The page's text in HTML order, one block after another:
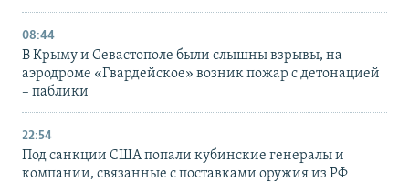
08:44
В Крыму и Севастополе были слышны взрывы, на
аэродроме «Гвардейское» возник пожар с детонацией
– паблики
22:54
Под санкции США попали кубинские генералы и
компании, связанные с поставками оружия из РФ